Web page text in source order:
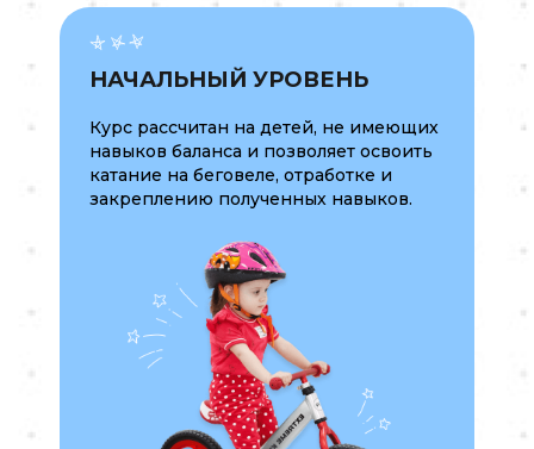
НАЧАЛЬНЫЙ УРОВЕНЬ
Курс рассчитан на детей, не имеющих
навыков баланса и позволяет освоить
катание на беговеле, отработке и
закреплению полученных навыков.